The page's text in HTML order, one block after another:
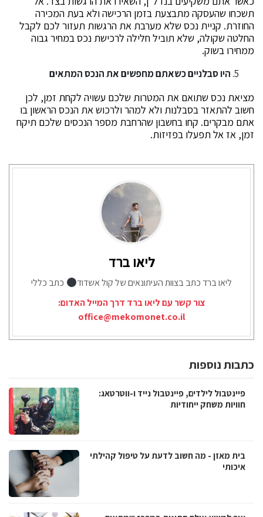
תשכחו שהעסקה מתבצעת בזמן הרכישה ולא בעת המכירה
החוזרת. קניית נכס שלא מערבת את הרגשות תעזור לכם לקבל
החלטה שקולה, שלא תוביל חלילה לרכישת נכס במחיר גבוה
ממחירו בשוק.
היו סבלניים כשאתם מחפשים את הנכס המתאים
מציאת נכס שתואם את המטרות שלכם עשויה לקחת זמן, לכן
חשוב להתאזר בסבלנות ולא למהר ולרכוש את הנכס הראשון בו
אתם מבקרים. קחו בחשבון שהרחבת מספר הנכסים שלכם תיקח
זמן, אז אל תפעלו בפזיזות.
ליאו ברד
ליאו ברד כתב בצוות העיתונאים של קול אשדוד
כתב כללי
צור קשר עם ליאו ברד דרך המייל האדום:
office@mekomonet.co.il
כתבות נוספות
פיינטבול לילדים, פיינטבול נייד ו-ווטרטאג:
חוויות משחק ייחודיות
בית מאזן - מה חשוב לדעת על טיפול קהילתי
איכותי